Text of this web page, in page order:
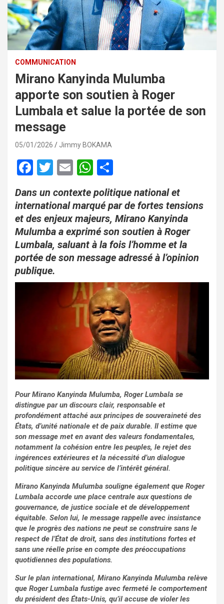
COMMUNICATION
Mirano Kanyinda Mulumba
apporte son soutien à Roger
Lumbala et salue la portée de son
message
05/01/2026 Jimmy BOKAMA
F
ce
b
o
o
k
T
tt
er
E
ail
W
at
s
A
p
p
ar
ta
g
er
Dans un contexte politique national et
international marqué par de fortes tensions
et des enjeux majeurs, Mirano Kanyinda
Mulumba a exprimé son soutien à Roger
Lumbala, saluant à la fois l’homme et la
portée de son message adressé à l’opinion
publique.
Pour Mirano Kanyinda Mulumba, Roger Lumbala se
distingue par un discours clair, responsable et
profondément attaché aux principes de souveraineté des
États, d’unité nationale et de paix durable. Il estime que
son message met en avant des valeurs fondamentales,
notamment la cohésion entre les peuples, le rejet des
ingérences extérieures et la nécessité d’un dialogue
politique sincère au service de l’intérêt général.
Mirano Kanyinda Mulumba souligne également que Roger
Lumbala accorde une place centrale aux questions de
gouvernance, de justice sociale et de développement
équitable. Selon lui, le message rappelle avec insistance
que le progrès des nations ne peut se construire sans le
respect de l’État de droit, sans des institutions fortes et
sans une réelle prise en compte des préoccupations
quotidiennes des populations.
Sur le plan international, Mirano Kanyinda Mulumba relève
que Roger Lumbala fustige avec fermeté le comportement
du président des États-Unis, qu’il accuse de violer les